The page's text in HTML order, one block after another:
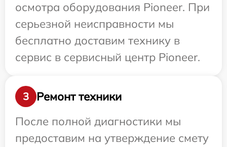
осмотра оборудования Pioneer. При
серьезной неисправности мы
бесплатно доставим технику в
сервис в сервисный центр Pioneer.
3
Ремонт техники
После полной диагностики мы
предоставим на утверждение смету